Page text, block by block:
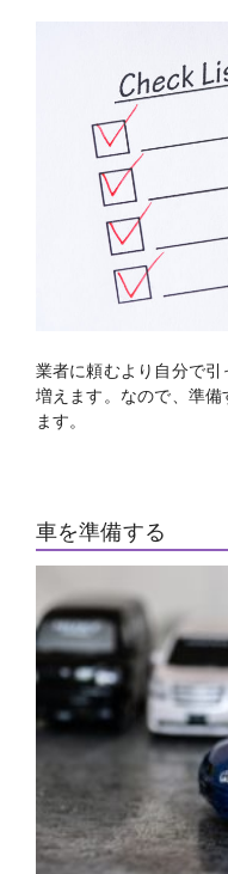
業者に頼むより自分で
増えます。なので、準
ます。
車を準備する